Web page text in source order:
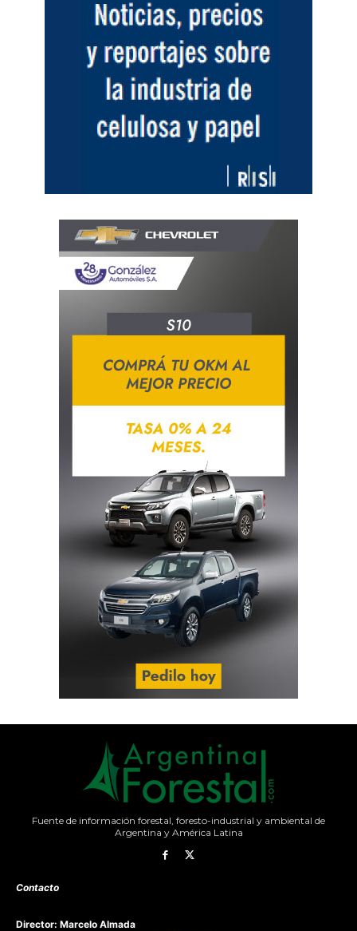
Fuente de información forestal, foresto-industrial y ambiental de
Argentina y América Latina
Contacto
Director: Marcelo Almada